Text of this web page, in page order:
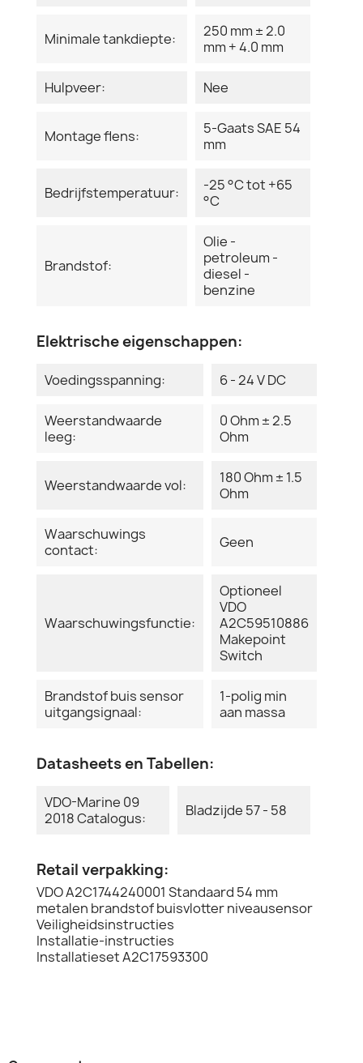
Minimale tankdiepte:
250 mm ± 2.0
mm + 4.0 mm
Hulpveer: Nee
Montage flens:
5-Gaats SAE 54
mm
Bedrijfstemperatuur:
-25 °C tot +65
°C
Brandstof:
Olie -
petroleum -
diesel -
benzine
Elektrische eigenschappen:
Voedingsspanning: 6 - 24 V DC
Weerstandwaarde
leeg:
0 Ohm ± 2.5
Ohm
Weerstandwaarde vol:
180 Ohm ± 1.5
Ohm
Waarschuwings
contact:
Geen
Waarschuwingsfunctie:
Optioneel
VDO
A2C59510886
Makepoint
Switch
Brandstof buis sensor
uitgangsignaal:
1-polig min
aan massa
Datasheets en Tabellen:
VDO-Marine 09
2018 Catalogus:
Bladzijde 57 - 58
Retail verpakking:
VDO A2C1744240001 Standaard 54 mm
metalen brandstof buisvlotter niveausensor
Veiligheidsinstructies
Installatie-instructies
Installatieset A2C17593300